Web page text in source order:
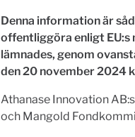
Denna information är
offentliggöra enligt
lämnades, genom
den 20 november 2024
Athanase Innovation
och Mangold